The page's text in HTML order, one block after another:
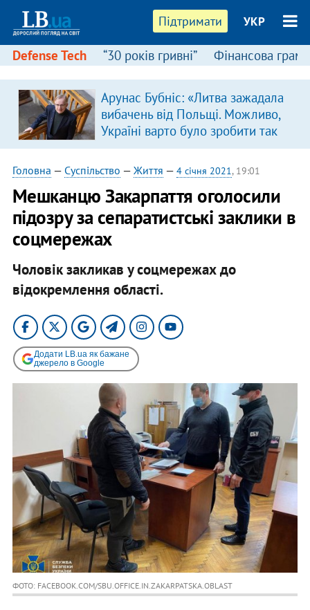
Підтримати УКР
Defense Tech “30 років гривні” Фінансова
Арунас Бубніс: «Литва зажадала
вибачень від Польщі. Можливо,
Україні варто було зробити так
само»
Головна — Суспільство — Життя — 4 січня 2021, 19:01
​Мешканцю Закарпаття оголосили
підозру за сепаратистські заклики в
соцмережах
Чоловік закликав у соцмережах до
відокремлення області.
Додати LB.ua як бажане
джерело в Google
ФОТО: FACEBOOK.COM/SBU.OFFICE.IN.ZAKARPATSKA.OBLAST